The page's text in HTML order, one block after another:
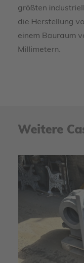
größten
die Herstellung
einem Bauraum
Millimetern.
Weitere